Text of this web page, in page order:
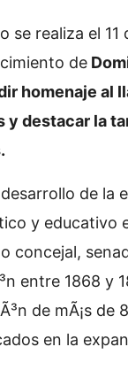
se realiza el
de
homenaje al
destacar la
de la
y educativo
concejal,
entre 1868 y
de mÃ¡s de
en la